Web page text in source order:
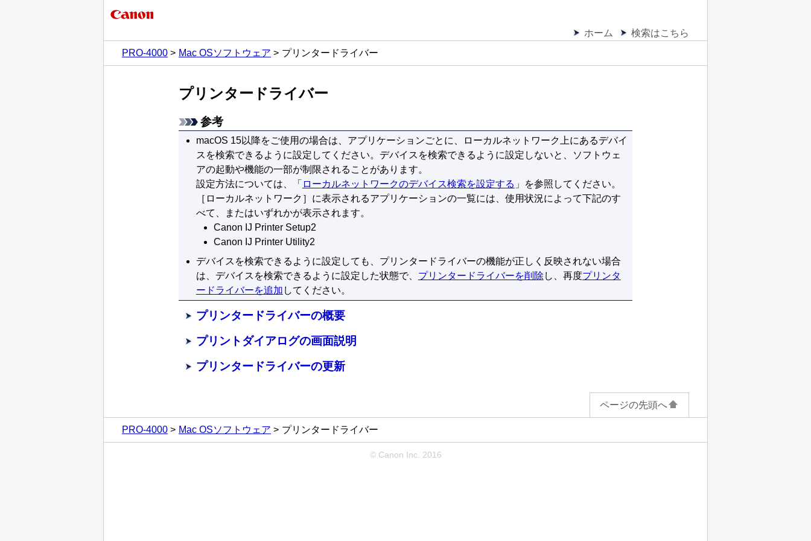
ホーム
検索はこちら
PRO-4000
Mac OSソフトウェア プリンタードライバー
プリンタードライバー
参考
macOS 15以降をご使用の場合は、アプリケーションごとに、ローカルネットワーク上にあるデバイ
スを検索できるように設定してください。 デバイスを検索できるように設定しないと、ソフトウェ
アの起動や機能の一部が制限されることがあります。
設定方法については、「 ローカルネットワークのデバイス検索を設定する 」を参照してください。
［ローカルネットワーク］ に表示されるアプリケーションの一覧には、使用状況によって下記のす
べて、またはいずれかが表示されます。
Canon IJ Printer Setup2
Canon IJ Printer Utility2
デバイスを検索できるように設定しても、プリンタードライバーの機能が正しく反映されない場合
は、デバイスを検索できるように設定した状態で、 プリンタードライバーを削除 し、再度プリンタ
ードライバーを追加 してください。
プリンタードライバーの概要
プリントダイアログの画面説明
プリンタードライバーの更新
ページの先頭へ
PRO-4000 Mac OSソフトウェア プリンタードライバー
© Canon Inc. 2016